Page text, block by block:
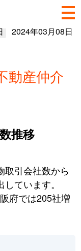
2024年03月08日
動産仲介
推移
取引会社数から
ています。
府では205社増